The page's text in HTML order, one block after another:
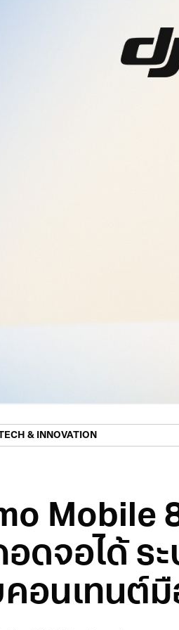
& INNOVATION
Mobile
อดจอได้ ร
คอนเทนต์